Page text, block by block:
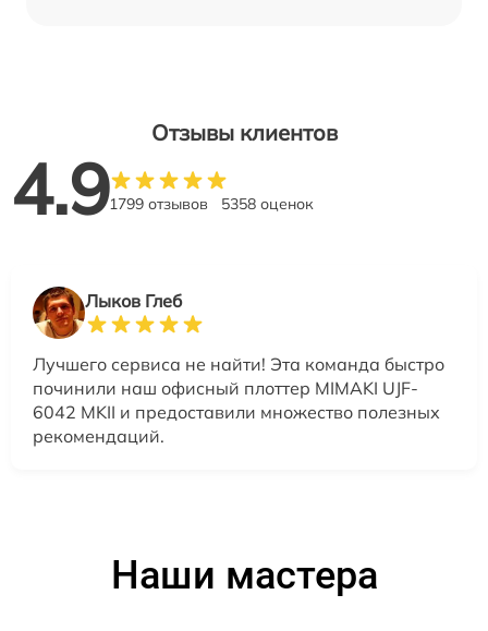
Отзывы клиентов
4.91799 отзывов 5358 оценок
Лыков Глеб
Лучшего сервиса не найти! Эта команда быстро
починили наш офисный плоттер MIMAKI UJF-
6042 MKII и предоставили множество полезных
рекомендаций.
Наши мастера